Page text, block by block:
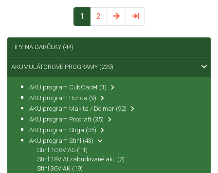
1 2
TIPY NA DARČEKY (44)
AKUMULÁTOROVÉ PROGRAMY (229)
AKU program CubCadet (1)
AKU program Honda (9)
AKU program Makita / Dolmar (92)
AKU program Procraft (35)
AKU program Stiga (35)
AKU program Stihl (43)
Stihl 10,8V AS (11)
Stihl 18V AI zabudované aku (2)
Stihl 36V AK (19)